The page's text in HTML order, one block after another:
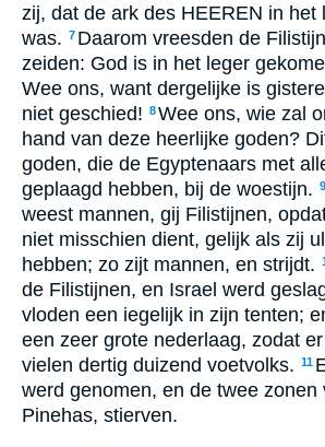
zij, dat de ark des HEEREN in het
was. 7 Daarom vreesden de
zeiden: God is in het leger
Wee ons, want dergelijke is
niet geschied! 8Wee ons, wie zal
hand van deze heerlijke goden?
goden, die de Egyptenaars met
geplaagd hebben, bij de woestijn. 9
weest mannen, gij Filistijnen,
niet misschien dient, gelijk als zij
hebben; zo zijt mannen, en strijdt.
de Filistijnen, en Israel werd
vloden een iegelijk in zijn tenten;
een zeer grote nederlaag, zodat
vielen dertig duizend voetvolks. 11
werd genomen, en de twee zonen
Pinehas, stierven.